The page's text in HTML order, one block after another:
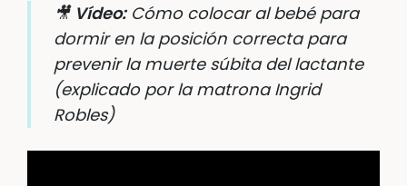
🎥 Vídeo:Cómo colocar al bebé para
dormir en la posición correcta para
prevenir la muerte súbita del lactante
(explicado por la matrona Ingrid
Robles)